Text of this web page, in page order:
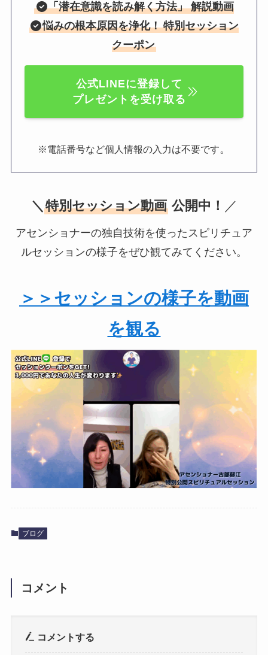
「潜在意識を読み解く方法」 解説動画
悩みの根本原因を浄化！ 特別セッション
クーポン
公式LINEに登録して
プレゼントを受け取る
※電話番号など個人情報の入力は不要です。
＼ 特別セッション動画公開中！ ／
アセンショナーの独自技術を使ったスピリチュア
ルセッションの様子をぜひ観てみてください。
＞＞セッションの様子を動画
を観る
ブログ
コメント
コメントする